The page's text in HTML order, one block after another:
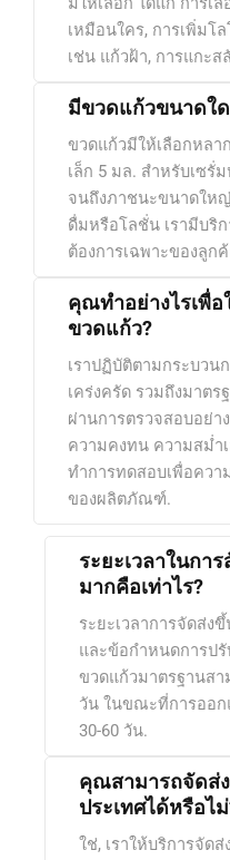
เหมือนใคร, การเพิ่มโ
เช่น แก้วฝ้า, การแกะ
มีขวดแก้วขนาดใด
ขวดแก้วมีให้เลือกหล
เล็ก 5 มล. สำหรับเซรั่
จนถึงภาชนะขนาดใหญ่
ดื่มหรือโลชั่น เรามีบริ
ต้องการเฉพาะของลูก
คุณทำอย่างไรเพื่
ขวดแก้ว?
เราปฏิบัติตามกระบว
เคร่งครัด รวมถึงมาตร
ผ่านการตรวจสอบอย่า
ความคงทน ความสม่ำ
ทำการทดสอบเพื่อคว
ของผลิตภัณฑ์.
ระยะเวลาในกา
มากคือเท่าไร?
ระยะเวลาการจัดส่ง
และข้อกำหนดการป
ขวดแก้วมาตรฐานสา
วัน ในขณะที่การออก
30-60 วัน.
คุณสามารถจัดส่
ประเทศได้หรือไ
ใช่, เราให้บริการจัด